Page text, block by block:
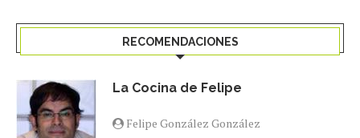
RECOMENDACIONES
La Cocina de Felipe
Felipe González González